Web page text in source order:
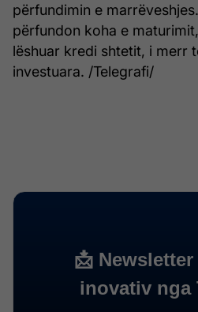
përfundimin e
përfundon koha e
lëshuar kredi shtetit, i merr
investuara. /Telegrafi/